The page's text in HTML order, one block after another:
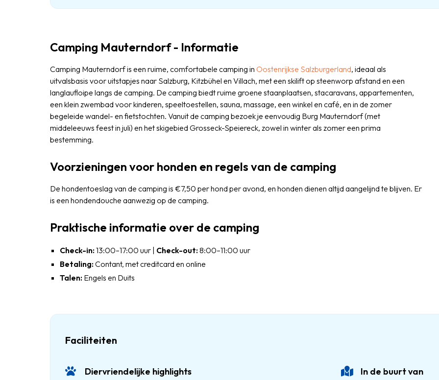
Camping Mauterndorf - Informatie
Camping Mauterndorf is een ruime, comfortabele camping in Oostenrijkse Salzburgerland, ideaal als
uitvalsbasis voor uitstapjes naar Salzburg, Kitzbühel en Villach, met een skilift op steenworp afstand en een
langlaufloipe langs de camping. De camping biedt ruime groene staanplaatsen, stacaravans, appartementen,
een klein zwembad voor kinderen, speeltoestellen, sauna, massage, een winkel en café, en in de zomer
begeleide wandel- en fietstochten. Vanuit de camping bezoek je eenvoudig Burg Mauterndorf (met
middeleeuws feest in juli) en het skigebied Grosseck-Speiereck, zowel in winter als zomer een prima
bestemming.
Voorzieningen voor honden en regels van de camping
De hondentoeslag van de camping is €7,50 per hond per avond, en honden dienen altijd aangelijnd te blijven. Er
is een hondendouche aanwezig op de camping.
Praktische informatie over de camping
Check-in:13:00–17:00 uur | Check-out:8:00–11:00 uur
Betaling:Contant, met creditcard en online
Talen: Engels en Duits
Faciliteiten
Diervriendelijke highlights In de buurt van